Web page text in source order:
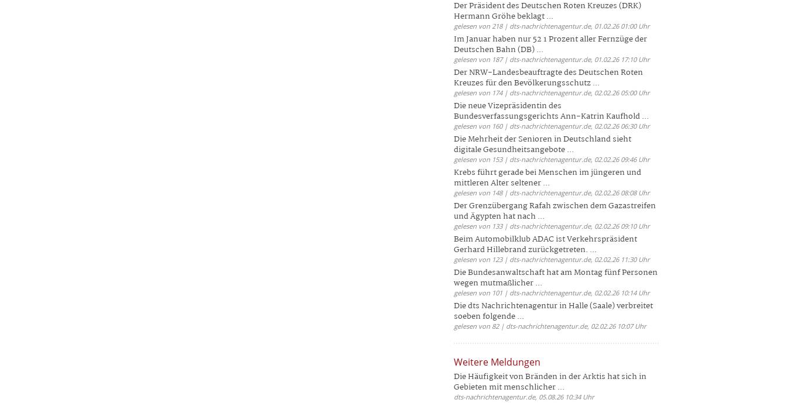
Der Präsident des Deutschen Roten Kreuzes (DRK)
Hermann Gröhe beklagt ...
gelesen von 218 | dts-nachrichtenagentur.de, 01.02.26 01:00 Uhr
Im Januar haben nur 52 1 Prozent aller Fernzüge der
Deutschen Bahn (DB) ...
gelesen von 187 | dts-nachrichtenagentur.de, 01.02.26 17:10 Uhr
Der NRW-Landesbeauftragte des Deutschen Roten
Kreuzes für den Bevölkerungsschutz ...
gelesen von 174 | dts-nachrichtenagentur.de, 02.02.26 05:00 Uhr
Die neue Vizepräsidentin des
Bundesverfassungsgerichts Ann-Katrin Kaufhold ...
gelesen von 160 | dts-nachrichtenagentur.de, 02.02.26 06:30 Uhr
Die Mehrheit der Senioren in Deutschland sieht
digitale Gesundheitsangebote ...
gelesen von 153 | dts-nachrichtenagentur.de, 02.02.26 09:46 Uhr
Krebs führt gerade bei Menschen im jüngeren und
mittleren Alter seltener ...
gelesen von 148 | dts-nachrichtenagentur.de, 02.02.26 08:08 Uhr
Der Grenzübergang Rafah zwischen dem Gazastreifen
und Ägypten hat nach ...
gelesen von 133 | dts-nachrichtenagentur.de, 02.02.26 09:10 Uhr
Beim Automobilklub ADAC ist Verkehrspräsident
Gerhard Hillebrand zurückgetreten. ...
gelesen von 123 | dts-nachrichtenagentur.de, 02.02.26 11:30 Uhr
Die Bundesanwaltschaft hat am Montag fünf Personen
wegen mutmaßlicher ...
gelesen von 101 | dts-nachrichtenagentur.de, 02.02.26 10:14 Uhr
Die dts Nachrichtenagentur in Halle (Saale) verbreitet
soeben folgende ...
gelesen von 82 | dts-nachrichtenagentur.de, 02.02.26 10:07 Uhr
Weitere Meldungen
Die Häufigkeit von Bränden in der Arktis hat sich in
Gebieten mit menschlicher ...
dts-nachrichtenagentur.de, 05.08.26 10:34 Uhr